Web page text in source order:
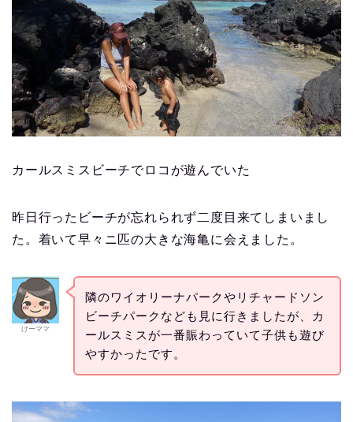
カールスミスビーチでロコが遊んでいた
昨日行ったビーチが忘れられず二度目来てしまいまし
た。着いて早々ニ匹の大きな海亀に会えました。
けーママ
隣のワイオリーナパークやリチャードソン
ビーチパークなども見に行きましたが、カ
ールスミスが一番賑わっていて子供も遊び
やすかったです。